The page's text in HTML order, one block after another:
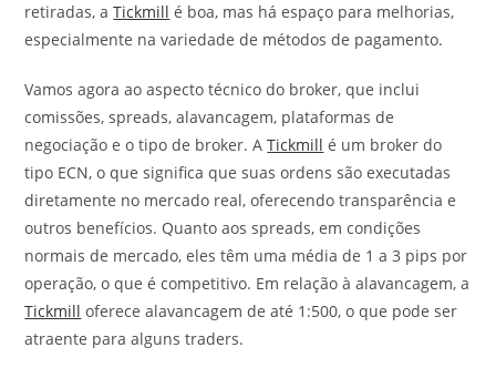
retiradas, aTickmill é boa, mas há espaço para melhorias,
especialmente na variedade de métodos de pagamento.
Vamos agora ao aspecto técnico do broker, que inclui
comissões, spreads, alavancagem, plataformas de
negociação e o tipo de broker. ATickmill é um broker do
tipo ECN, o que significa que suas ordens são executadas
diretamente no mercado real, oferecendo transparência e
outros benefícios. Quanto aos spreads, em condições
normais de mercado, eles têm uma média de 1 a 3 pips por
operação, o que é competitivo. Em relação à alavancagem, a
Tickmill oferece alavancagem de até 1:500, o que pode ser
atraente para alguns traders.